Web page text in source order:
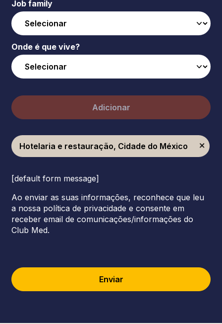
Job family
Onde é que vive?
Adicionar
Hotelaria e restauração, Cidade do México
[default form message]
Ao enviar as suas informações, reconhece que leu
a nossa política de privacidade e consente em
receber email de comunicações/informações do
Club Med.
Enviar